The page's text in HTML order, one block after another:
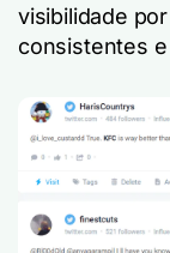
visibilidade
consistentes